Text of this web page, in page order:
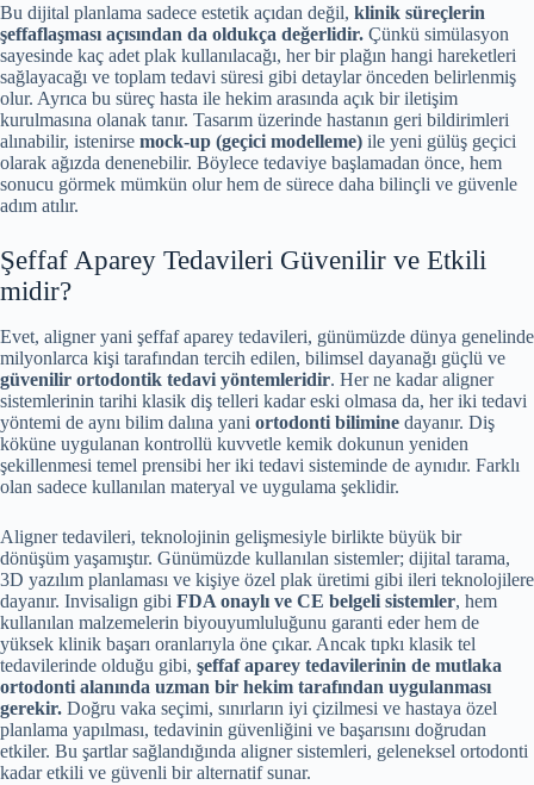
Bu dijital planlama sadece estetik açıdan değil, klinik süreçlerin
şeffaflaşması açısından da oldukça değerlidir. Çünkü simülasyon
sayesinde kaç adet plak kullanılacağı, her bir plağın hangi hareketleri
sağlayacağı ve toplam tedavi süresi gibi detaylar önceden belirlenmiş
olur. Ayrıca bu süreç hasta ile hekim arasında açık bir iletişim
kurulmasına olanak tanır. Tasarım üzerinde hastanın geri bildirimleri
alınabilir, istenirse mock-up (geçici modelleme) ile yeni gülüş geçici
olarak ağızda denenebilir. Böylece tedaviye başlamadan önce, hem
sonucu görmek mümkün olur hem de sürece daha bilinçli ve güvenle
adım atılır.
Şeffaf Aparey Tedavileri Güvenilir ve Etkili
midir?
Evet, aligner yani şeffaf aparey tedavileri, günümüzde dünya genelinde
milyonlarca kişi tarafından tercih edilen, bilimsel dayanağı güçlü ve
güvenilir ortodontik tedavi yöntemleridir. Her ne kadar aligner
sistemlerinin tarihi klasik diş telleri kadar eski olmasa da, her iki tedavi
yöntemi de aynı bilim dalına yani ortodonti bilimine dayanır. Diş
köküne uygulanan kontrollü kuvvetle kemik dokunun yeniden
şekillenmesi temel prensibi her iki tedavi sisteminde de aynıdır. Farklı
olan sadece kullanılan materyal ve uygulama şeklidir.
Aligner tedavileri, teknolojinin gelişmesiyle birlikte büyük bir
dönüşüm yaşamıştır. Günümüzde kullanılan sistemler; dijital tarama,
3D yazılım planlaması ve kişiye özel plak üretimi gibi ileri teknolojilere
dayanır. Invisalign gibi FDA onaylı ve CE belgeli sistemler, hem
kullanılan malzemelerin biyouyumluluğunu garanti eder hem de
yüksek klinik başarı oranlarıyla öne çıkar. Ancak tıpkı klasik tel
tedavilerinde olduğu gibi, şeffaf aparey tedavilerinin de mutlaka
ortodonti alanında uzman bir hekim tarafından uygulanması
gerekir. Doğru vaka seçimi, sınırların iyi çizilmesi ve hastaya özel
planlama yapılması, tedavinin güvenliğini ve başarısını doğrudan
etkiler. Bu şartlar sağlandığında aligner sistemleri, geleneksel ortodonti
kadar etkili ve güvenli bir alternatif sunar.